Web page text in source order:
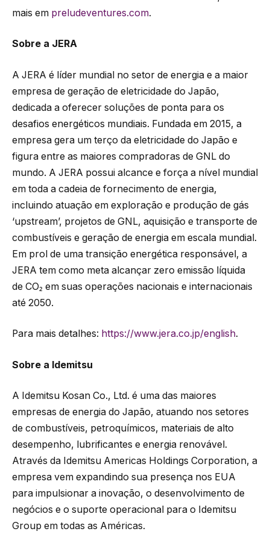
mais em preludeventures.com.
Sobre a JERA
A JERA é líder mundial no setor de energia e a maior
empresa de geração de eletricidade do Japão,
dedicada a oferecer soluções de ponta para os
desafios energéticos mundiais. Fundada em 2015, a
empresa gera um terço da eletricidade do Japão e
figura entre as maiores compradoras de GNL do
mundo. A JERA possui alcance e força a nível mundial
em toda a cadeia de fornecimento de energia,
incluindo atuação em exploração e produção de gás
‘upstream’, projetos de GNL, aquisição e transporte de
combustíveis e geração de energia em escala mundial.
Em prol de uma transição energética responsável, a
JERA tem como meta alcançar zero emissão líquida
de CO₂ em suas operações nacionais e internacionais
até 2050.
Para mais detalhes: https://www.jera.co.jp/english.
Sobre a Idemitsu
A Idemitsu Kosan Co., Ltd. é uma das maiores
empresas de energia do Japão, atuando nos setores
de combustíveis, petroquímicos, materiais de alto
desempenho, lubrificantes e energia renovável.
Através da Idemitsu Americas Holdings Corporation, a
empresa vem expandindo sua presença nos EUA
para impulsionar a inovação, o desenvolvimento de
negócios e o suporte operacional para o Idemitsu
Group em todas as Américas.